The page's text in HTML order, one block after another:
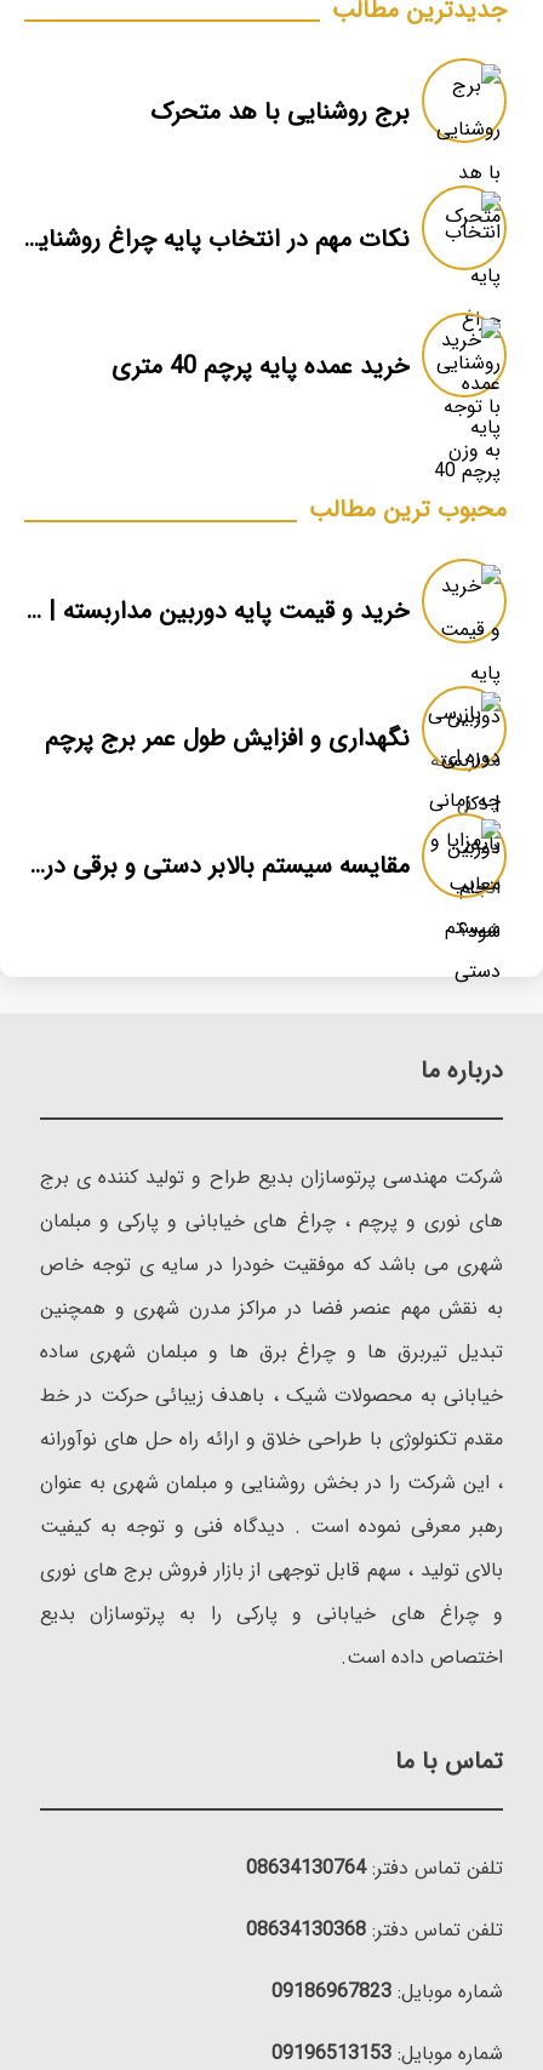
جدیدترین مطالب
برج روشنایی با هد متحرک
نکات مهم در انتخاب پایه چراغ روشنایی
خرید عمده پایه پرچم 40 متری
محبوب ترین مطالب
خرید و قیمت پایه دوربین مداربسته | دکل دوربین
نگهداری و افزایش طول عمر برج پرچم
مقایسه سیستم بالابر دستی و برقی در برج پرچم
درباره ما
شرکت مهندسی پرتوسازان بدیع طراح و تولید کننده ی برج
های نوری و پرچم ، چراغ های خیابانی و پارکی و مبلمان
شهری می باشد که موفقیت خودرا در سایه ی توجه خاص
به نقش مهم عنصر فضا در مراکز مدرن شهری و همچنین
تبدیل تیربرق ها و چراغ برق ها و مبلمان شهری ساده
خیابانی به محصولات شیک ، باهدف زیبائی حرکت در خط
مقدم تکنولوژی با طراحی خلاق و ارائه راه حل های نوآورانه
، این شرکت را در بخش روشنایی و مبلمان شهری به عنوان
رهبر معرفی نموده است . دیدگاه فنی و توجه به کیفیت
بالای تولید ، سهم قابل توجهی از بازار فروش برج های نوری
و چراغ های خیابانی و پارکی را به پرتوسازان بدیع
اختصاص داده است.
تماس با ما
تلفن تماس دفتر:08634130764
تلفن تماس دفتر:08634130368
شماره موبایل:09186967823
شماره موبایل:09196513153